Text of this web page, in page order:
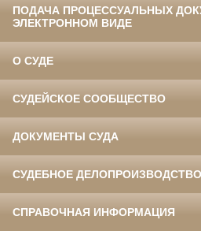
ПОДАЧА ПРОЦЕССУАЛЬНЫХ
ЭЛЕКТРОННОМ ВИДЕ
О СУДЕ
СУДЕЙСКОЕ СООБЩЕСТВО
ДОКУМЕНТЫ СУДА
СУДЕБНОЕ ДЕЛОПРОИЗВОДСТВО
СПРАВОЧНАЯ ИНФОРМАЦИЯ